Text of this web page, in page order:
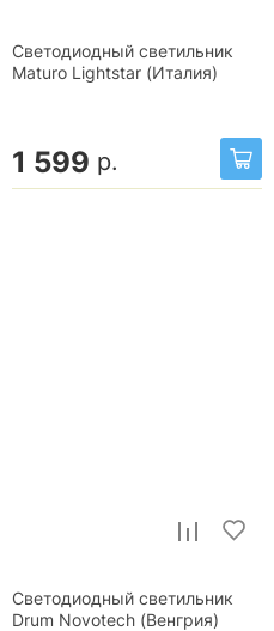
Светодиодный светильник
Maturo Lightstar (Италия)
1 599 р.
Светодиодный светильник
Drum Novotech (Венгрия)